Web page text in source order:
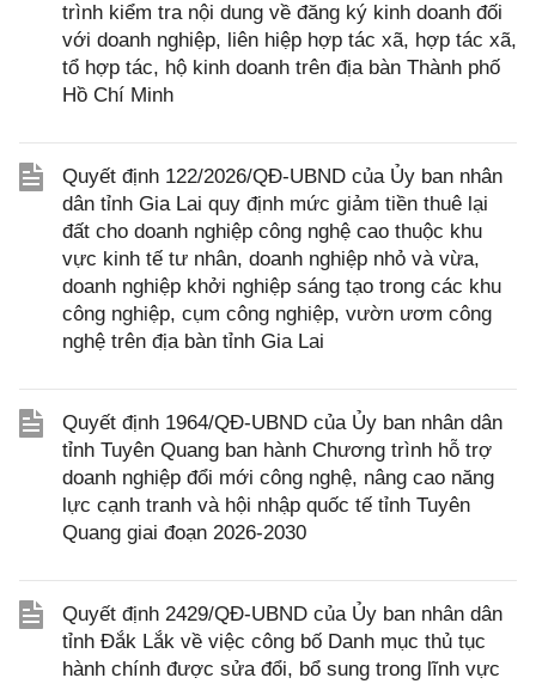
trình kiểm tra nội dung về đăng ký kinh doanh đối
với doanh nghiệp, liên hiệp hợp tác xã, hợp tác xã,
tổ hợp tác, hộ kinh doanh trên địa bàn Thành phố
Hồ Chí Minh
Quyết định 122/2026/QĐ-UBND của Ủy ban nhân
dân tỉnh Gia Lai quy định mức giảm tiền thuê lại
đất cho doanh nghiệp công nghệ cao thuộc khu
vực kinh tế tư nhân, doanh nghiệp nhỏ và vừa,
doanh nghiệp khởi nghiệp sáng tạo trong các khu
công nghiệp, cụm công nghiệp, vườn ươm công
nghệ trên địa bàn tỉnh Gia Lai
Quyết định 1964/QĐ-UBND của Ủy ban nhân dân
tỉnh Tuyên Quang ban hành Chương trình hỗ trợ
doanh nghiệp đổi mới công nghệ, nâng cao năng
lực cạnh tranh và hội nhập quốc tế tỉnh Tuyên
Quang giai đoạn 2026-2030
Quyết định 2429/QĐ-UBND của Ủy ban nhân dân
tỉnh Đắk Lắk về việc công bố Danh mục thủ tục
hành chính được sửa đổi, bổ sung trong lĩnh vực